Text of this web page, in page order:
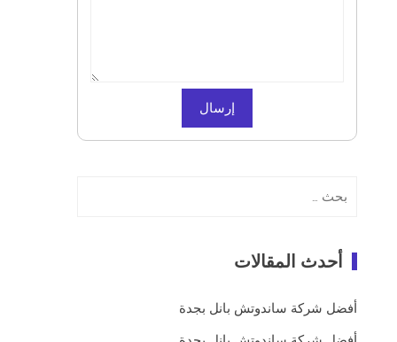
عن:
أحدث المقالات
أفضل شركة ساندوتش بانل بجدة